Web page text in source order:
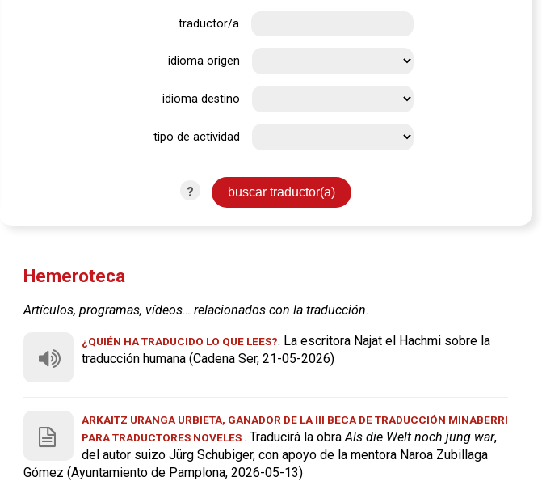
traductor/a
idioma origen
idioma destino
tipo de actividad
?
Hemeroteca
Artículos, programas, vídeos… relacionados con la traducción.
¿QUIÉN HA TRADUCIDO LO QUE LEES?. La escritora Najat el Hachmi sobre la
traducción humana (Cadena Ser, 21-05-2026)
ARKAITZ URANGA URBIETA, GANADOR DE LA III BECA DE TRADUCCIÓN MINABERRI
PARA TRADUCTORES NOVELES . Traducirá la obra Als die Welt noch jung war,
del autor suizo Jürg Schubiger, con apoyo de la mentora Naroa Zubillaga
Gómez (Ayuntamiento de Pamplona, 2026-05-13)